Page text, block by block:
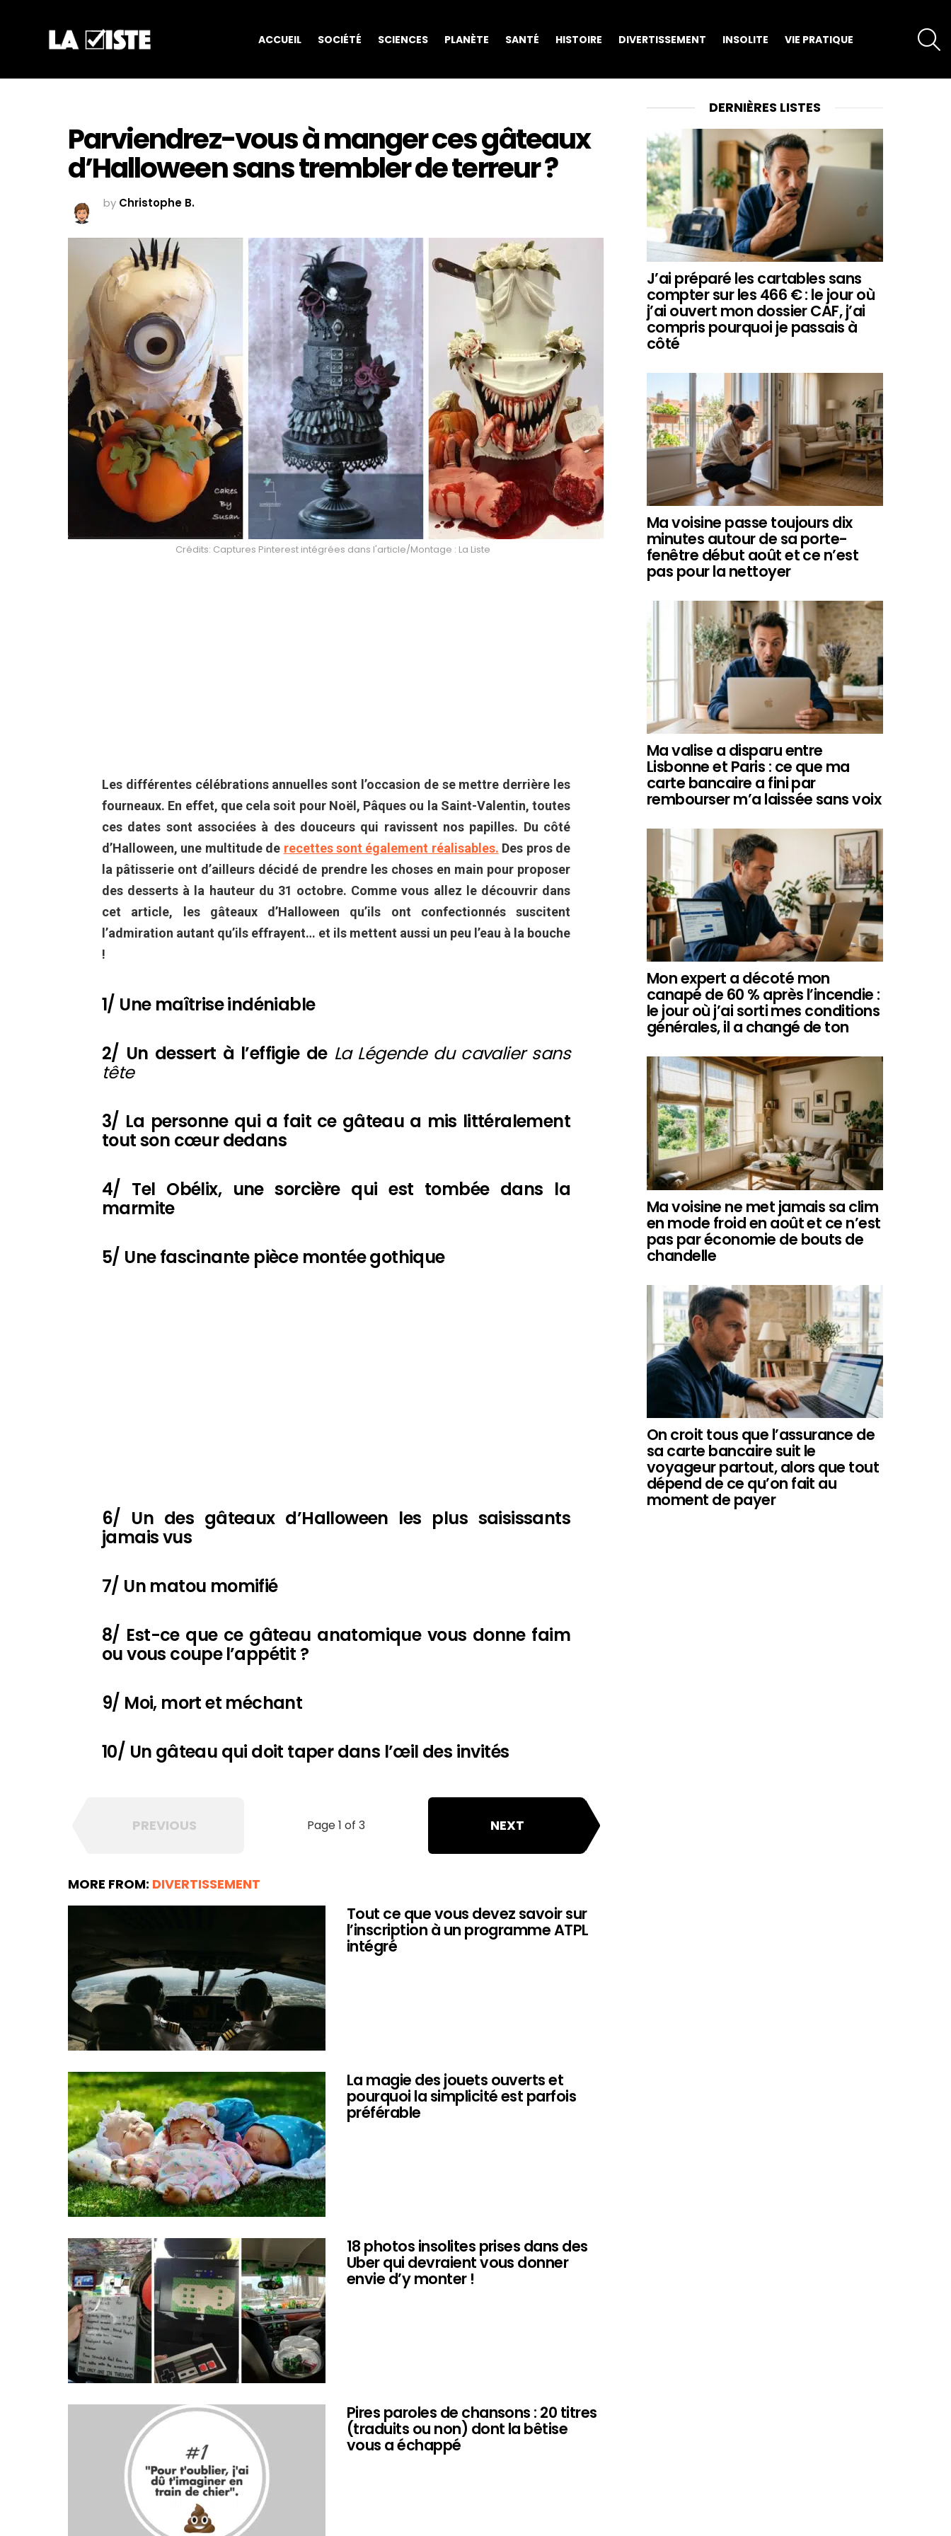
ACCUEIL SOCIÉTÉ SCIENCES PLANÈTE SANTÉ HISTOIRE DIVERTISSEMENT INSOLITE VIE PRATIQUE
Parviendrez-vous à manger ces gâteaux
d’Halloween sans trembler de terreur ?
by Christophe B.
Crédits: Captures Pinterest intégrées dans l'article/Montage : La Liste
Les différentes célébrations annuelles sont l’occasion de se mettre derrière les
fourneaux. En effet, que cela soit pour Noël, Pâques ou la Saint-Valentin, toutes
ces dates sont associées à des douceurs qui ravissent nos papilles. Du côté
d’Halloween, une multitude de recettes sont également réalisables. Des pros de
la pâtisserie ont d’ailleurs décidé de prendre les choses en main pour proposer
des desserts à la hauteur du 31 octobre. Comme vous allez le découvrir dans
cet article, les gâteaux d’Halloween qu’ils ont confectionnés suscitent
l’admiration autant qu’ils effrayent… et ils mettent aussi un peu l’eau à la bouche
!
1/ Une maîtrise indéniable
2/ Un dessert à l’effigie de La Légende du cavalier sans
tête
3/ La personne qui a fait ce gâteau a mis littéralement
tout son cœur dedans
4/ Tel Obélix, une sorcière qui est tombée dans la
marmite
5/ Une fascinante pièce montée gothique
6/ Un des gâteaux d’Halloween les plus saisissants
jamais vus
7/ Un matou momifié
8/ Est-ce que ce gâteau anatomique vous donne faim
ou vous coupe l’appétit ?
9/ Moi, mort et méchant
10/ Un gâteau qui doit taper dans l’œil des invités
Page 1 of 3
PREVIOUS NEXT
MORE FROM: DIVERTISSEMENT
Tout ce que vous devez savoir sur
l’inscription à un programme ATPL
intégré
La magie des jouets ouverts et
pourquoi la simplicité est parfois
préférable
18 photos insolites prises dans des
Uber qui devraient vous donner
envie d’y monter !
Pires paroles de chansons : 20 titres
(traduits ou non) dont la bêtise
vous a échappé
DERNIÈRES LISTES
J’ai préparé les cartables sans
compter sur les 466 € : le jour où
j’ai ouvert mon dossier CAF, j’ai
compris pourquoi je passais à
côté
Ma voisine passe toujours dix
minutes autour de sa porte-
fenêtre début août et ce n’est
pas pour la nettoyer
Ma valise a disparu entre
Lisbonne et Paris : ce que ma
carte bancaire a fini par
rembourser m’a laissée sans voix
Mon expert a décoté mon
canapé de 60 % après l’incendie :
le jour où j’ai sorti mes conditions
générales, il a changé de ton
Ma voisine ne met jamais sa clim
en mode froid en août et ce n’est
pas par économie de bouts de
chandelle
On croit tous que l’assurance de
sa carte bancaire suit le
voyageur partout, alors que tout
dépend de ce qu’on fait au
moment de payer